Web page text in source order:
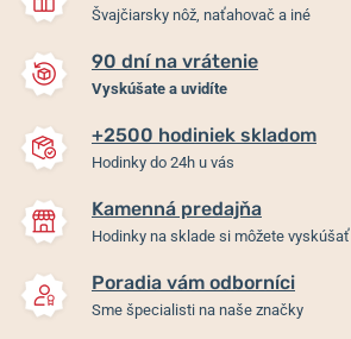
Švajčiarsky nôž, naťahovač a iné
90 dní na vrátenie
Vyskúšate a uvidíte
+2500 hodiniek skladom
Hodinky do 24h u vás
Kamenná predajňa
Hodinky na sklade si môžete vyskúšať
Poradia vám odborníci
Sme špecialisti na naše značky